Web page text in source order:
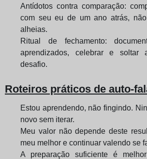
Antídotos contra comparação:
com seu eu de um ano atrás,
alheias.
Ritual de fechamento:
aprendizados, celebrar e soltar
desafio.
Roteiros práticos de auto-
Estou aprendendo, não fingindo.
novo sem iterar.
Meu valor não depende deste
meu melhor e continuar valendo se
A preparação suficiente é